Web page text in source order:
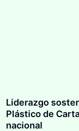
Liderazgo
Plástico de
nacional